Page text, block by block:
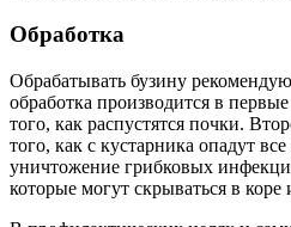
Обработка
Обрабатывать бузину
обработка производится в
того, как распустятся почки.
того, как с кустарника опадут
уничтожение грибковых
которые могут скрываться в коре